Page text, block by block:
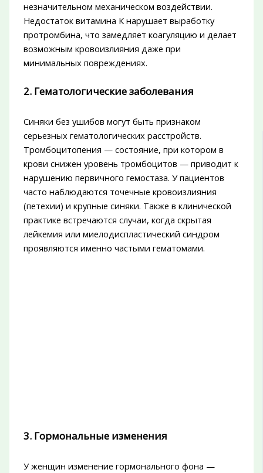
незначительном механическом воздействии.
Недостаток витамина К нарушает выработку
протромбина, что замедляет коагуляцию и делает
возможным кровоизлияния даже при
минимальных повреждениях.
2. Гематологические заболевания
Синяки без ушибов могут быть признаком
серьезных гематологических расстройств.
Тромбоцитопения — состояние, при котором в
крови снижен уровень тромбоцитов — приводит к
нарушению первичного гемостаза. У пациентов
часто наблюдаются точечные кровоизлияния
(петехии) и крупные синяки. Также в клинической
практике встречаются случаи, когда скрытая
лейкемия или миелодиспластический синдром
проявляются именно частыми гематомами.
3. Гормональные изменения
У женщин изменение гормонального фона —